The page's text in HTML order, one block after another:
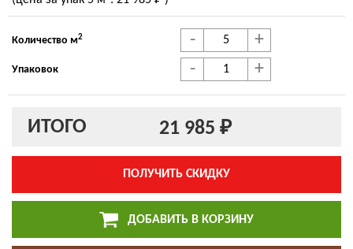
Количество м2 - +
Упаковок - +
ИТОГО 21 985 ₽
ПОЛУЧИТЬ СКИДКУ
ДОБАВИТЬ В КОРЗИНУ